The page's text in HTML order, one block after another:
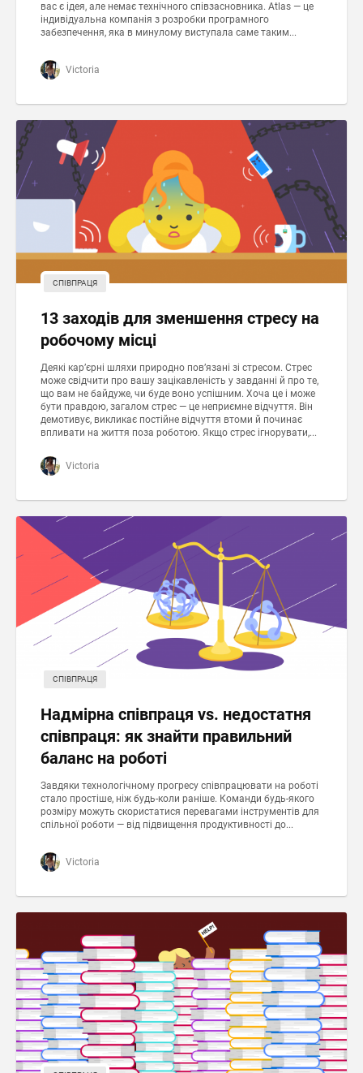
вас є ідея, але немає технічного співзасновника. Atlas — це
індивідуальна компанія з розробки програмного
забезпечення, яка в минулому виступала саме таким...
Victoria
СПІВПРАЦЯ
13 заходів для зменшення стресу на
робочому місці
Деякі кар’єрні шляхи природно пов’язані зі стресом. Стрес
може свідчити про вашу зацікавленість у завданні й про те,
що вам не байдуже, чи буде воно успішним. Хоча це і може
бути правдою, загалом стрес — це неприємне відчуття. Він
демотивує, викликає постійне відчуття втоми й починає
впливати на життя поза роботою. Якщо стрес ігнорувати,...
Victoria
СПІВПРАЦЯ
Надмірна співпраця vs. недостатня
співпраця: як знайти правильний
баланс на роботі
Завдяки технологічному прогресу співпрацювати на роботі
стало простіше, ніж будь-коли раніше. Команди будь-якого
розміру можуть скористатися перевагами інструментів для
спільної роботи — від підвищення продуктивності до...
Victoria